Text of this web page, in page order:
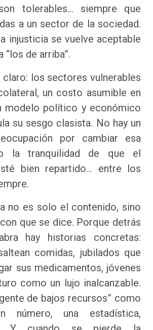
tolerables… siempre que
a un sector de la sociedad.
injusticia se vuelve aceptable
“los de arriba”.
claro: los sectores vulnerables
un costo asumible en
modelo político y económico
su sesgo clasista. No hay un
por cambiar esa
la tranquilidad de que el
bien repartido… entre los
no es solo el contenido, sino
que se dice. Porque detrás
hay historias concretas:
comidas, jubilados que
sus medicamentos, jóvenes
como un lujo inalcanzable.
de bajos recursos” como
número, una estadística,